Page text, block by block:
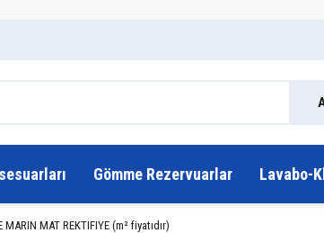
Gömme Rezervuarlar Lavabo-
MAT REKTIFIYE (m² fiyatıdır)